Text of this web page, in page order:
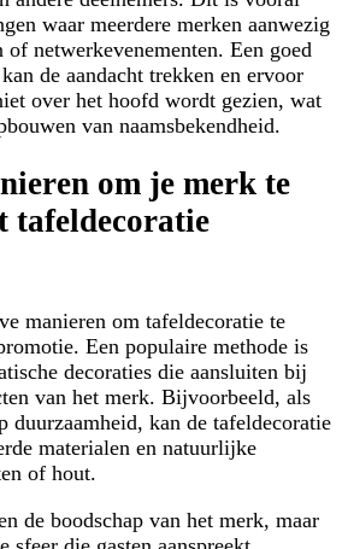
waar meerdere merken aanwezig
netwerkevenementen. Een goed
de aandacht trekken en ervoor
over het hoofd wordt gezien, wat
van naamsbekendheid.
om je merk te
tafeldecoratie
manieren om tafeldecoratie te
Een populaire methode is
decoraties die aansluiten bij
van het merk. Bijvoorbeeld, als
duurzaamheid, kan de tafeldecoratie
materialen en natuurlijke
of hout.
de boodschap van het merk, maar